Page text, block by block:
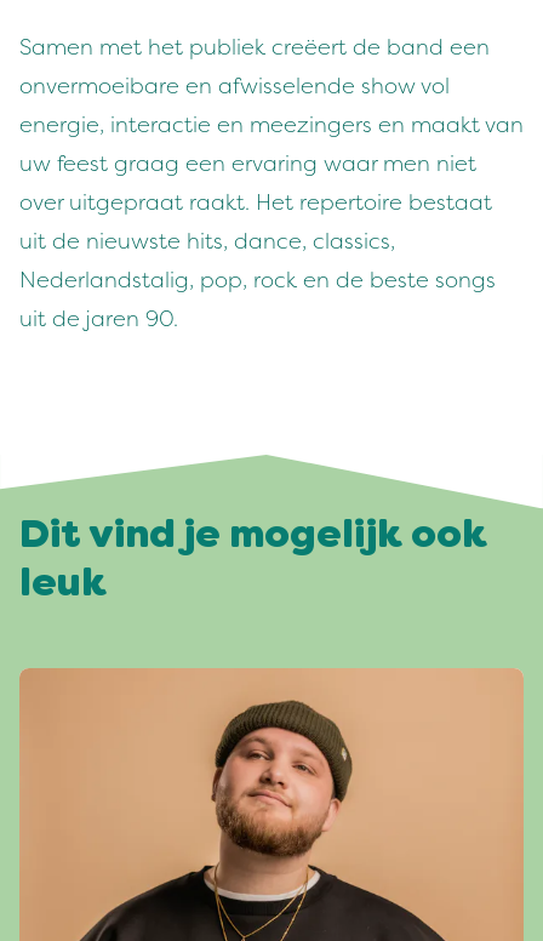
Samen met het publiek creëert de band een
onvermoeibare en afwisselende show vol
energie, interactie en meezingers en maakt van
uw feest graag een ervaring waar men niet
over uitgepraat raakt. Het repertoire bestaat
uit de nieuwste hits, dance, classics,
Nederlandstalig, pop, rock en de beste songs
uit de jaren 90.
Dit vind je mogelijk ook
leuk